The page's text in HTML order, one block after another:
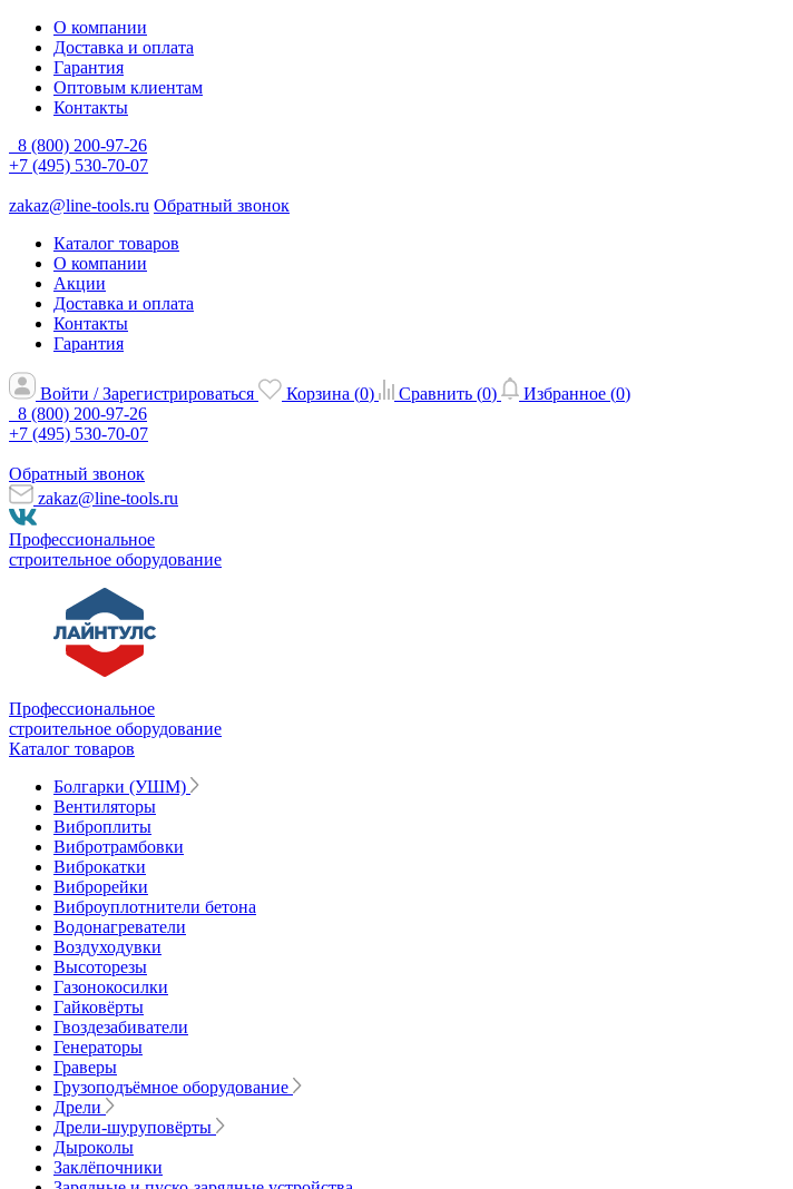
О компании
Доставка и оплата
Гарантия
Оптовым клиентам
Контакты
8 (800) 200-97-26
+7 (495) 530-70-07
zakaz@line-tools.ru Обратный звонок
Каталог товаров
О компании
Акции
Доставка и оплата
Контакты
Гарантия
Войти / Зарегистрироваться Корзина (0) Сравнить (0) Избранное (0)
8 (800) 200-97-26
+7 (495) 530-70-07
Обратный звонок
zakaz@line-tools.ru
Профессиональное
строительное оборудование
Профессиональное
строительное оборудование
Каталог товаров
Болгарки (УШМ)
Вентиляторы
Виброплиты
Вибротрамбовки
Виброкатки
Виброрейки
Виброуплотнители бетона
Водонагреватели
Воздуходувки
Высоторезы
Газонокосилки
Гайковёрты
Гвоздезабиватели
Генераторы
Граверы
Грузоподъёмное оборудование
Дрели
Дрели-шуруповёрты
Дыроколы
Заклёпочники